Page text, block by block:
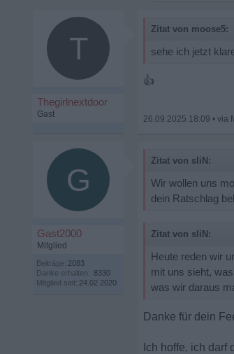
T
Thegirlnextdoor
Gast
Zitat von moose5:
sehe ich jetzt
👍
26.09.2025 18:09 •
G
Gast2000
Mitglied
Beiträge: 2083
Danke erhalten: 8330
Mitglied seit: 24.02.2020
Zitat von sliN:
Wir wollen uns
dein Ratschlag
Zitat von sliN:
Heute reden wir
mit uns sieht,
was wir daraus
Danke für dein
Ich hoffe, ich darf